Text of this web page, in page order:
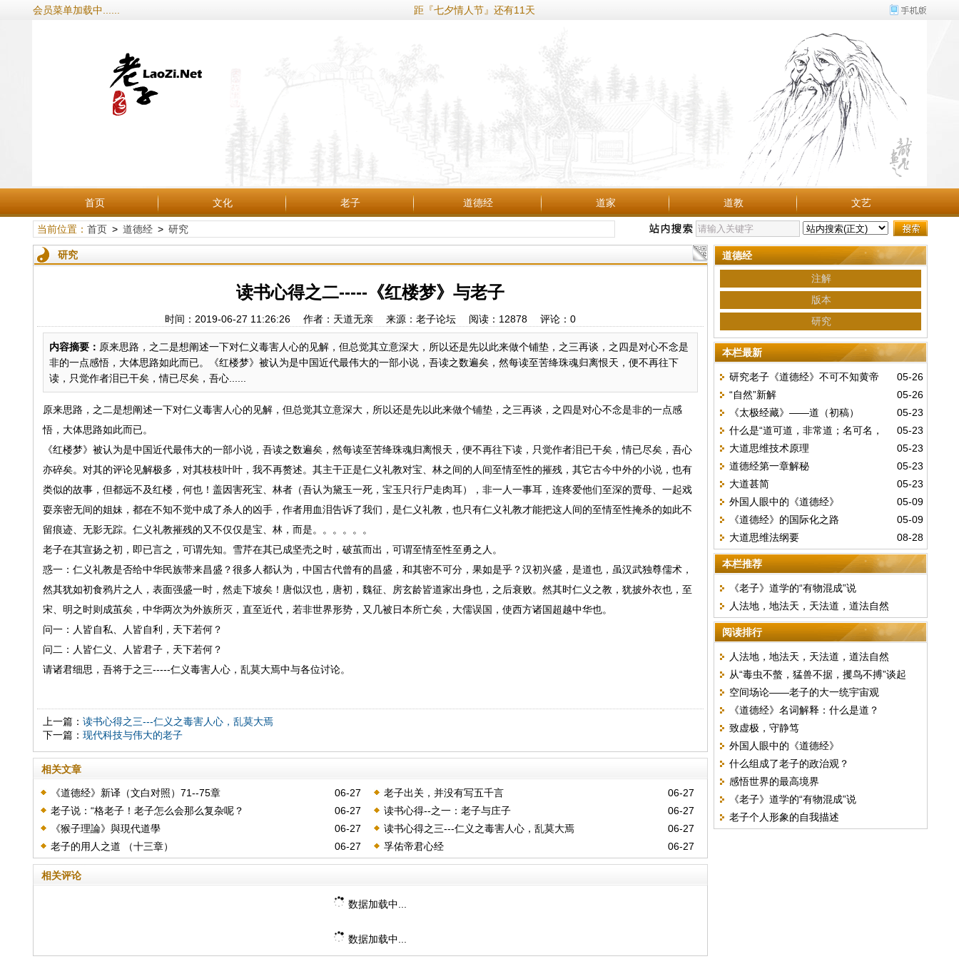
会员菜单加载中...... 距『七夕情人节』还有11天
首页 文化 老子 道德经 道家 道教 文艺
当前位置： 首页> 道德经> 研究
研究
读书心得之二-----《红楼梦》与老子
时间：2019-06-27 11:26:26 作者：天道无亲 来源：老子论坛 阅读： 12878评论： 0
内容摘要： 原来思路，之二是想阐述一下对仁义毒害人心的见解，但总觉其立意深大，所以还是先以此来做个铺垫，之三再谈，之四是对心不念是
非的一点感悟，大体思路如此而已。《红楼梦》被认为是中国近代最伟大的一部小说，吾读之数遍矣，然每读至苦绛珠魂归离恨天，便不再往下
读，只觉作者泪已干矣，情已尽矣，吾心......
原来思路，之二是想阐述一下对仁义毒害人心的见解，但总觉其立意深大，所以还是先以此来做个铺垫，之三再谈，之四是对心不念是非的一点感
悟，大体思路如此而已。
《红楼梦》被认为是中国近代最伟大的一部小说，吾读之数遍矣，然每读至苦绛珠魂归离恨天，便不再往下读，只觉作者泪已干矣，情已尽矣，吾心
亦碎矣。对其的评论见解极多，对其枝枝叶叶，我不再赘述。其主干正是仁义礼教对宝、林之间的人间至情至性的摧残，其它古今中外的小说，也有
类似的故事，但都远不及红楼，何也！盖因害死宝、林者（吾认为黛玉一死，宝玉只行尸走肉耳），非一人一事耳，连疼爱他们至深的贾母、一起戏
耍亲密无间的姐妹，都在不知不觉中成了杀人的凶手，作者用血泪告诉了我们，是仁义礼教，也只有仁义礼教才能把这人间的至情至性掩杀的如此不
留痕迹、无影无踪。仁义礼教摧残的又不仅仅是宝、林，而是。。。。。。
老子在其宣扬之初，即已言之，可谓先知。雪芹在其已成坚壳之时，破茧而出，可谓至情至性至勇之人。
惑一：仁义礼教是否给中华民族带来昌盛？很多人都认为，中国古代曾有的昌盛，和其密不可分，果如是乎？汉初兴盛，是道也，虽汉武独尊儒术，
然其犹如初食鸦片之人，表面强盛一时，然走下坡矣！唐似汉也，唐初，魏征、房玄龄皆道家出身也，之后衰败。然其时仁义之教，犹披外衣也，至
宋、明之时则成茧矣，中华两次为外族所灭，直至近代，若非世界形势，又几被日本所亡矣，大儒误国，使西方诸国超越中华也。
问一：人皆自私、人皆自利，天下若何？
问二：人皆仁义、人皆君子，天下若何？
请诸君细思，吾将于之三-----仁义毒害人心，乱莫大焉中与各位讨论。
上一篇： 读书心得之三---仁义之毒害人心，乱莫大焉
下一篇： 现代科技与伟大的老子
相关文章
06-27
《道德经》新译（文白对照）71--75章 06-27
老子出关，并没有写五千言
06-27
老子说：“格老子！老子怎么会那么复杂呢？ 06-27
读书心得--之一：老子与庄子
06-27
《猴子理論》與現代道學 06-27
读书心得之三---仁义之毒害人心，乱莫大焉
06-27
老子的用人之道 （十三章） 06-27
孚佑帝君心经
相关评论
数据加载中...
数据加载中...
道德经
注解
版本
研究
本栏最新
05-26
研究老子《道德经》不可不知黄帝
《阴符经》
05-26
“自然”新解
05-23
《太极经藏》——道（初稿）
05-23
什么是“道可道，非常道；名可名，
非常名”？
05-23
大道思维技术原理
05-23
道德经第一章解秘
05-23
大道甚简
05-09
外国人眼中的《道德经》
05-09
《道德经》的国际化之路
08-28
大道思维法纲要
本栏推荐
《老子》道学的“有物混成”说
人法地，地法天，天法道，道法自然
阅读排行
人法地，地法天，天法道，道法自然
从“毒虫不螫，猛兽不据，攫鸟不搏”谈起
空间场论——老子的大一统宇宙观
《道德经》名词解释：什么是道？
致虚极，守静笃
外国人眼中的《道德经》
什么组成了老子的政治观？
感悟世界的最高境界
《老子》道学的“有物混成”说
老子个人形象的自我描述